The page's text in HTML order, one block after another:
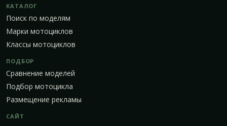
КАТАЛОГ
Поиск по моделям
Марки мотоциклов
Классы мотоциклов
ПОДБОР
Сравнение моделей
Подбор мотоцикла
Размещение рекламы
САЙТ